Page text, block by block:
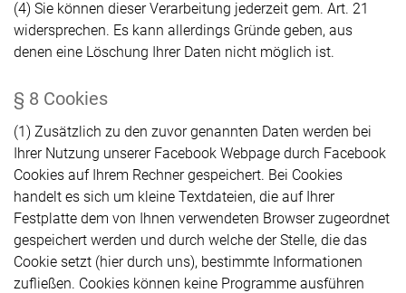
(4) Sie können dieser Verarbeitung jederzeit gem. Art. 21
widersprechen. Es kann allerdings Gründe geben, aus
denen eine Löschung Ihrer Daten nicht möglich ist.
§ 8 Cookies
(1) Zusätzlich zu den zuvor genannten Daten werden bei
Ihrer Nutzung unserer Facebook Webpage durch Facebook
Cookies auf Ihrem Rechner gespeichert. Bei Cookies
handelt es sich um kleine Textdateien, die auf Ihrer
Festplatte dem von Ihnen verwendeten Browser zugeordnet
gespeichert werden und durch welche der Stelle, die das
Cookie setzt (hier durch uns), bestimmte Informationen
zufließen. Cookies können keine Programme ausführen